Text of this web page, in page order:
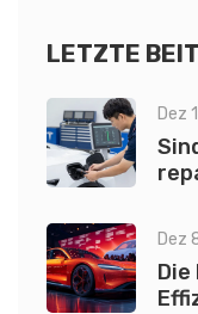
LETZTE
Dez
Dez